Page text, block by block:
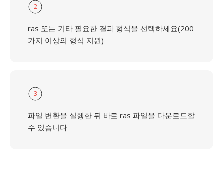
2
ras 또는 기타 필요한 결과 형식을 선택하세요(200
가지 이상의 형식 지원)
3
파일 변환을 실행한 뒤 바로 ras 파일을 다운로드할
수 있습니다